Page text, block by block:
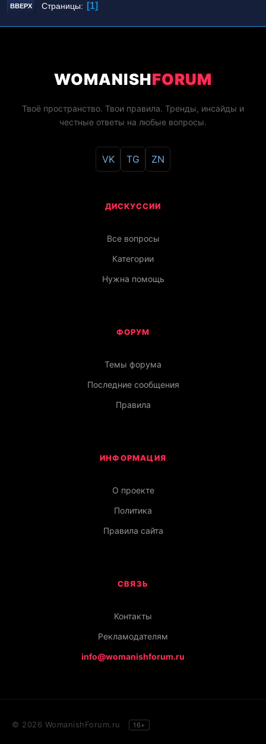
ВВЕРХ Страницы 1
WOMANISHFORUM
Твоё пространство. Твои правила. Тренды, инсайды и
честные ответы на любые вопросы.
VK TG ZN
ДИСКУССИИ
Все вопросы
Категории
Нужна помощь
ФОРУМ
Темы форума
Последние сообщения
Правила
ИНФОРМАЦИЯ
О проекте
Политика
Правила сайта
СВЯЗЬ
Контакты
Рекламодателям
info@womanishforum.ru
© 2026 WomanishForum.ru 16+